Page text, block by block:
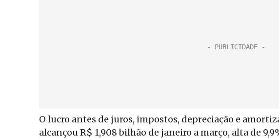
O lucro antes de juros, impostos, depreciação e
alcançou R$ 1,908 bilhão de janeiro a março, alta de